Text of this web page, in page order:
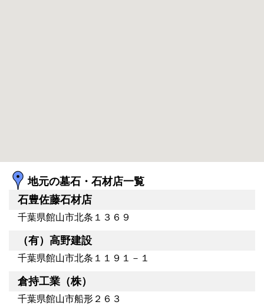
地元の墓石・石材店一覧
石豊佐藤石材店
千葉県館山市北条１３６９
（有）高野建設
千葉県館山市北条１１９１－１
倉持工業（株）
千葉県館山市船形２６３